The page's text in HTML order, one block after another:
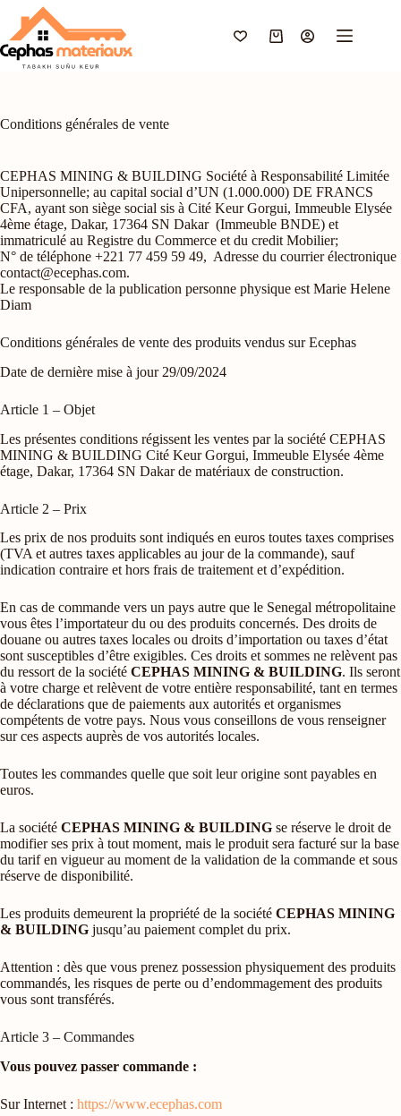
contenu
Panier
Conditions générales de vente
CEPHAS MINING & BUILDING Société à Responsabilité Limitée
Unipersonnelle; au capital social d’UN (1.000.000) DE FRANCS
CFA, ayant son siège social sis à Cité Keur Gorgui, Immeuble Elysée
4ème étage, Dakar, 17364 SN Dakar (Immeuble BNDE) et
immatriculé au Registre du Commerce et du credit Mobilier;
N° de téléphone +221 77 459 59 49, Adresse du courrier électronique
contact@ecephas.com.
Le responsable de la publication personne physique est Marie Helene
Diam
Conditions générales de vente des produits vendus sur Ecephas
Date de dernière mise à jour 29/09/2024
Article 1 – Objet
Les présentes conditions régissent les ventes par la société CEPHAS
MINING & BUILDING Cité Keur Gorgui, Immeuble Elysée 4ème
étage, Dakar, 17364 SN Dakar de matériaux de construction.
Article 2 – Prix
Les prix de nos produits sont indiqués en euros toutes taxes comprises
(TVA et autres taxes applicables au jour de la commande), sauf
indication contraire et hors frais de traitement et d’expédition.
En cas de commande vers un pays autre que le Senegal métropolitaine
vous êtes l’importateur du ou des produits concernés. Des droits de
douane ou autres taxes locales ou droits d’importation ou taxes d’état
sont susceptibles d’être exigibles. Ces droits et sommes ne relèvent pas
du ressort de la société CEPHAS MINING & BUILDING. Ils seront
à votre charge et relèvent de votre entière responsabilité, tant en termes
de déclarations que de paiements aux autorités et organismes
compétents de votre pays. Nous vous conseillons de vous renseigner
sur ces aspects auprès de vos autorités locales.
Toutes les commandes quelle que soit leur origine sont payables en
euros.
La société CEPHAS MINING & BUILDING se réserve le droit de
modifier ses prix à tout moment, mais le produit sera facturé sur la base
du tarif en vigueur au moment de la validation de la commande et sous
réserve de disponibilité.
Les produits demeurent la propriété de la société CEPHAS MINING
& BUILDING jusqu’au paiement complet du prix.
Attention : dès que vous prenez possession physiquement des produits
commandés, les risques de perte ou d’endommagement des produits
vous sont transférés.
Article 3 – Commandes
Vous pouvez passer commande :
Sur Internet : https://www.ecephas.com